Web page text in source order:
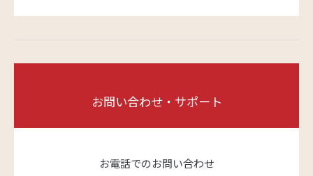
お問い合わせ・サポート
お電話でのお問い合わせ